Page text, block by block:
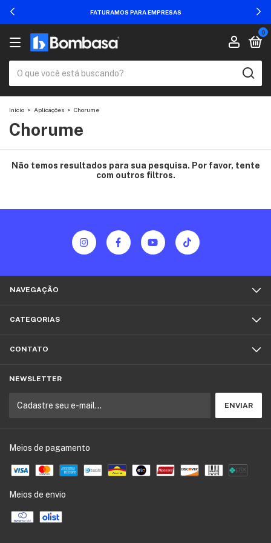
FATURAMOS PARA EMPRESAS
0
Início > Aplicações > Chorume
Chorume
Não temos resultados para sua pesquisa. Por favor, tente
com outros filtros.
NAVEGAÇÃO
CATEGORIAS
CONTATO
NEWSLETTER
Meios de pagamento
Meios de envio